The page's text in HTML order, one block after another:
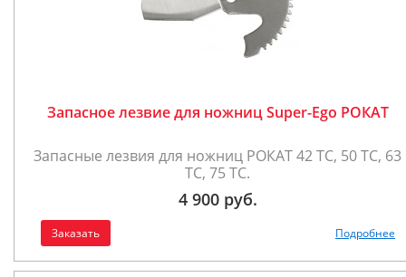
Запасное лезвие для ножниц Super-Ego РОКАТ
Запасные лезвия для ножниц РОКАТ 42 ТС, 50 ТС, 63
ТС, 75 ТС.
4 900 руб.
Заказать Подробнее